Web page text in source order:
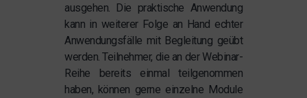
ausgehen. Die praktische Anwendung
kann in weiterer Folge an Hand echter
Anwendungsfälle mit Begleitung geübt
werden. Teilnehmer, die an der Webinar-
Reihe bereits einmal teilgenommen
haben, können gerne einzelne Module